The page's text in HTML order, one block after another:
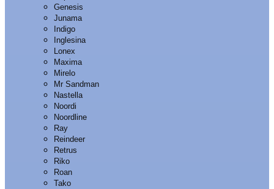
Genesis
Junama
Indigo
Inglesina
Lonex
Maxima
Mirelo
Mr Sandman
Nastella
Noordi
Noordline
Ray
Reindeer
Retrus
Riko
Roan
Tako